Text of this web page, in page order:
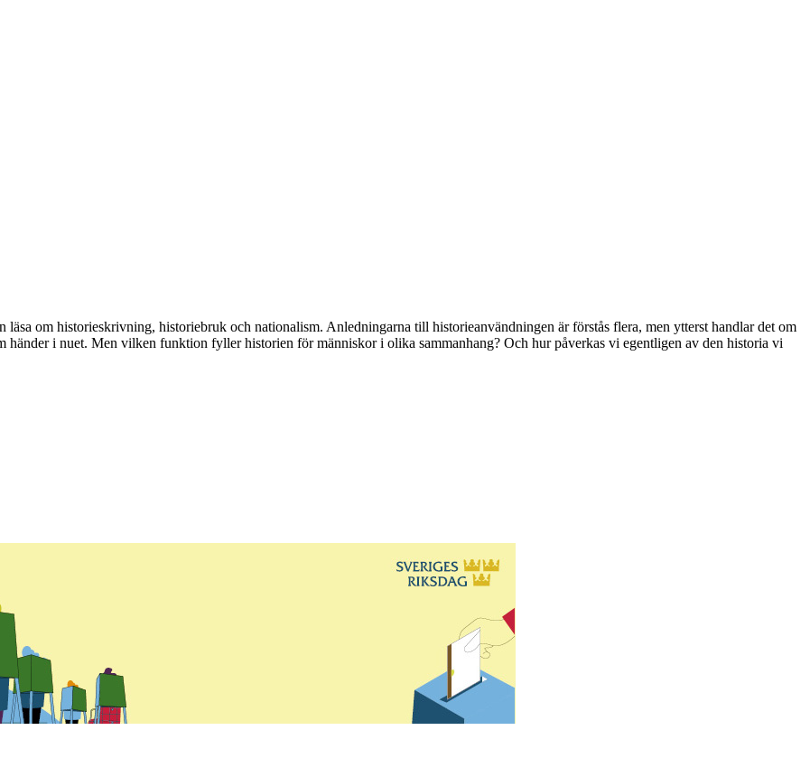
om historieskrivning, historiebruk och nationalism. Anledningarna till historieanvändningen är förstås flera, men ytterst handlar det om
händer i nuet. Men vilken funktion fyller historien för människor i olika sammanhang? Och hur påverkas vi egentligen av den historia vi